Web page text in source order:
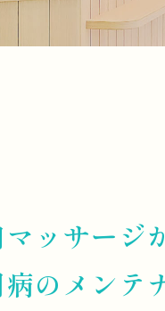
マッサージ
のメンテ